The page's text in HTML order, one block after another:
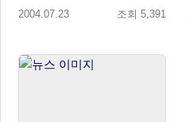
2004.07.23 조회 5,391